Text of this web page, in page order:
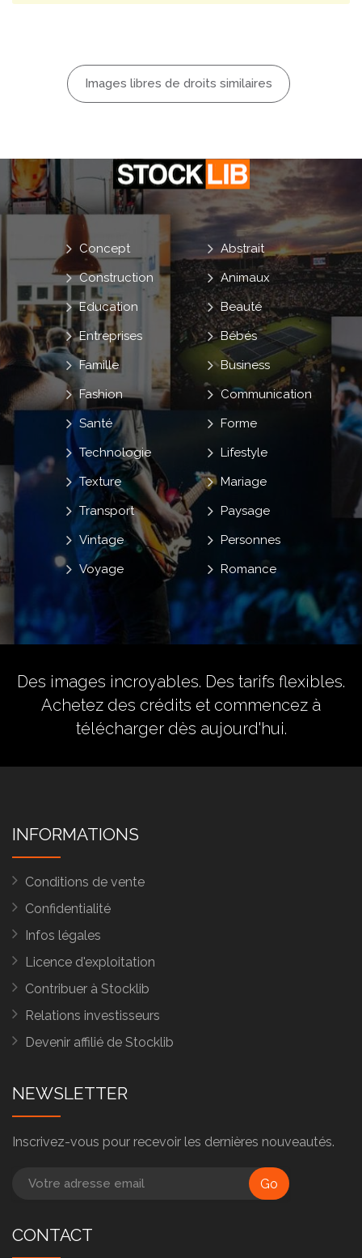
Images libres de droits similaires
Abstrait
Animaux
Beauté
Bébés
Business
Communication
Concept
Construction
Education
Entreprises
Famille
Fashion
Forme
Lifestyle
Mariage
Paysage
Personnes
Romance
Santé
Technologie
Texture
Transport
Vintage
Voyage
Des images incroyables. Des tarifs flexibles.
Achetez des crédits et commencez à
télécharger dès aujourd'hui.
INFORMATIONS
Conditions de vente
Confidentialité
Infos légales
Licence d'exploitation
Contribuer à Stocklib
Relations investisseurs
Devenir affilié de Stocklib
NEWSLETTER
Inscrivez-vous pour recevoir les dernières nouveautés.
Go
CONTACT